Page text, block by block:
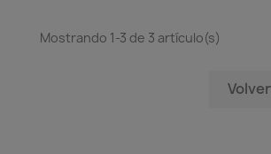
Mostrando 1-3 de 3 artículo(s)